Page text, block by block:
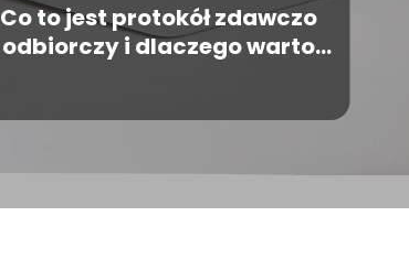
Co to jest protokół zdawczo
odbiorczy i dlaczego warto